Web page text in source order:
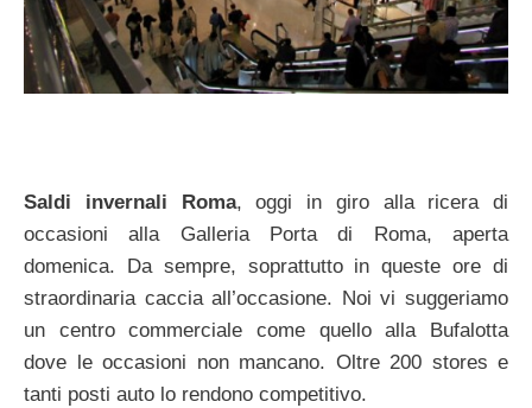
Saldi invernali Roma, oggi in giro alla ricera di
occasioni alla Galleria Porta di Roma, aperta
domenica. Da sempre, soprattutto in queste ore di
straordinaria caccia all’occasione. Noi vi suggeriamo
un centro commerciale come quello alla Bufalotta
dove le occasioni non mancano. Oltre 200 stores e
tanti posti auto lo rendono competitivo.